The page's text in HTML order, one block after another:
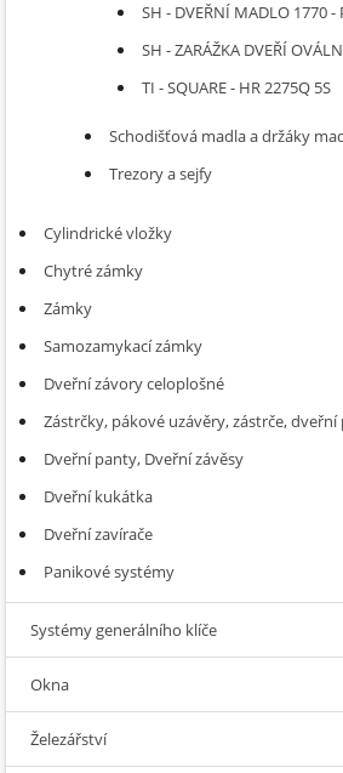
SH - DVEŘNÍ MADLO 1770 -
SH - ZARÁŽKA DVEŘÍ
TI - SQUARE - HR 2275Q 5S
Schodišťová madla a držáky
Trezory a sejfy
Cylindrické vložky
Chytré zámky
Zámky
Samozamykací zámky
Dveřní závory celoplošné
Zástrčky, pákové uzávěry, zástrče, dveřní
Dveřní panty, Dveřní závěsy
Dveřní kukátka
Dveřní zavírače
Panikové systémy
Systémy generálního klíče
Okna
Železářství